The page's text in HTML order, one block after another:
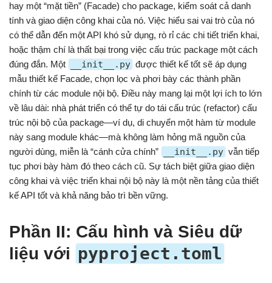
hay một “mặt tiền” (Facade) cho package, kiểm soát cả danh
tính và giao diện công khai của nó. Việc hiểu sai vai trò của nó
có thể dẫn đến một API khó sử dụng, rò rỉ các chi tiết triển khai,
hoặc thậm chí là thất bại trong việc cấu trúc package một cách
đúng đắn. Một
__init__.py được thiết kế tốt sẽ áp dụng
mẫu thiết kế Facade, chọn lọc và phơi bày các thành phần
chính từ các module nội bộ. Điều này mang lại một lợi ích to lớn
về lâu dài: nhà phát triển có thể tự do tái cấu trúc (refactor) cấu
trúc nội bộ của package—ví dụ, di chuyển một hàm từ module
này sang module khác—mà không làm hỏng mã nguồn của
người dùng, miễn là “cánh cửa chính”
__init__.py vẫn tiếp
tục phơi bày hàm đó theo cách cũ. Sự tách biệt giữa giao diện
công khai và việc triển khai nội bộ này là một nền tảng của thiết
kế API tốt và khả năng bảo trì bền vững.
Phần II: Cấu hình và Siêu dữ
liệu với pyproject.toml